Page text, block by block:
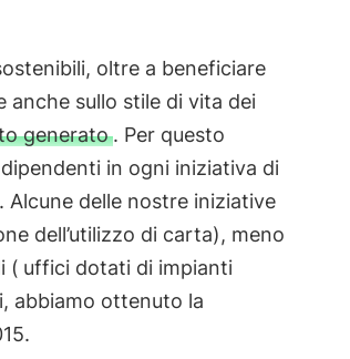
oltre a beneficiare
anche sullo stile di vita dei
generato. Per questo
in ogni iniziativa di
Alcune delle nostre iniziative
dell’utilizzo di carta), meno
( uffici dotati di impianti
abbiamo ottenuto la